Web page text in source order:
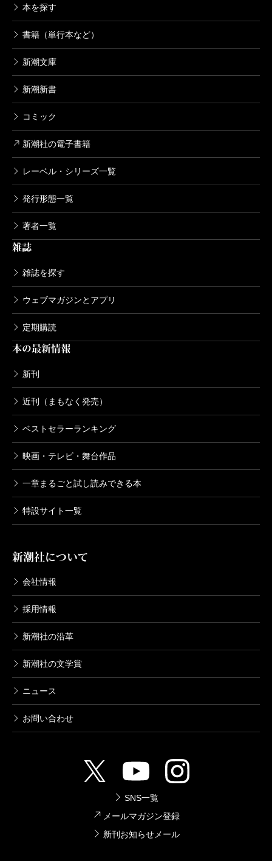
本を探す
書籍（単行本など）
新潮文庫
新潮新書
コミック
新潮社の電子書籍
レーベル・シリーズ一覧
発行形態一覧
著者一覧
雑誌
雑誌を探す
ウェブマガジンとアプリ
定期購読
本の最新情報
新刊
近刊（まもなく発売）
ベストセラーランキング
映画・テレビ・舞台作品
一章まるごと試し読みできる本
特設サイト一覧
新潮社について
会社情報
採用情報
新潮社の沿革
新潮社の文学賞
ニュース
お問い合わせ
SNS一覧
メールマガジン登録
新刊お知らせメール